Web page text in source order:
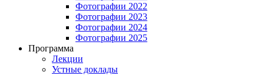
Фотографии 2022
Фотографии 2023
Фотографии 2024
Фотографии 2025
Программа
Лекции
Устные доклады